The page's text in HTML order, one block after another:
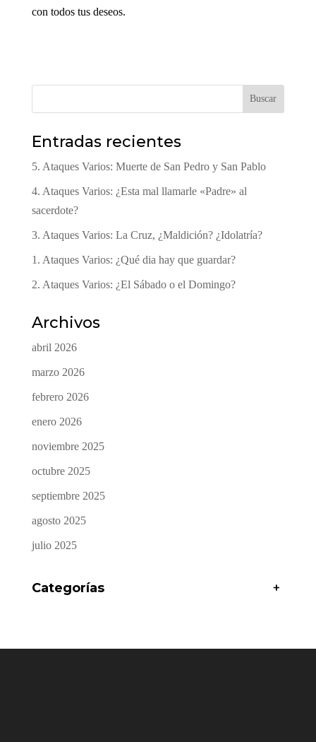
con todos tus deseos.
Buscar
Entradas recientes
5. Ataques Varios: Muerte de San Pedro y San Pablo
4. Ataques Varios: ¿Esta mal llamarle «Padre» al
sacerdote?
3. Ataques Varios: La Cruz, ¿Maldición? ¿Idolatría?
1. Ataques Varios: ¿Qué dia hay que guardar?
2. Ataques Varios: ¿El Sábado o el Domingo?
Archivos
abril 2026
marzo 2026
febrero 2026
enero 2026
noviembre 2025
octubre 2025
septiembre 2025
agosto 2025
julio 2025
Categorías +